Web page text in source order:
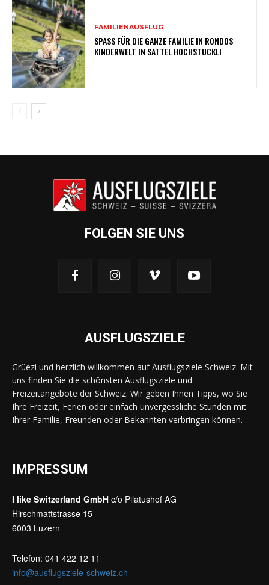
FAMILIENAUSFLUG
SPASS FÜR DIE GANZE FAMILIE IN RONDOS
KINDERWELT IN SATTEL HOCHSTUCKLI
FOLGEN SIE UNS
AUSFLUGSZIELE
Grüezi und herzlich willkommen auf Ausflugsziele Schweiz. Mit
uns finden Sie die schönsten Ausflugsziele und
Freizeitangebote der Schweiz. Wir geben Ihnen Tipps, wo Sie
Ihre Freizeit, Ferien oder einfach unvergessliche Stunden mit
Ihrer Familie, Freunden oder Bekannten verbringen können.
IMPRESSUM
I like Switzerland GmbH c/o Pilatushof AG
Hirschmattstrasse 15
6003 Luzern
Telefon: 041 422 12 11
info@ausflugsziele-schweiz.ch